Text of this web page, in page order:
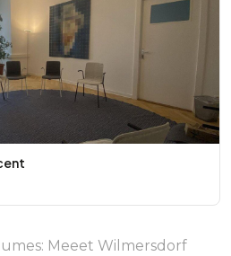
Meeet Wilmersdorf